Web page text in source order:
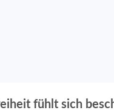
fühlt sich